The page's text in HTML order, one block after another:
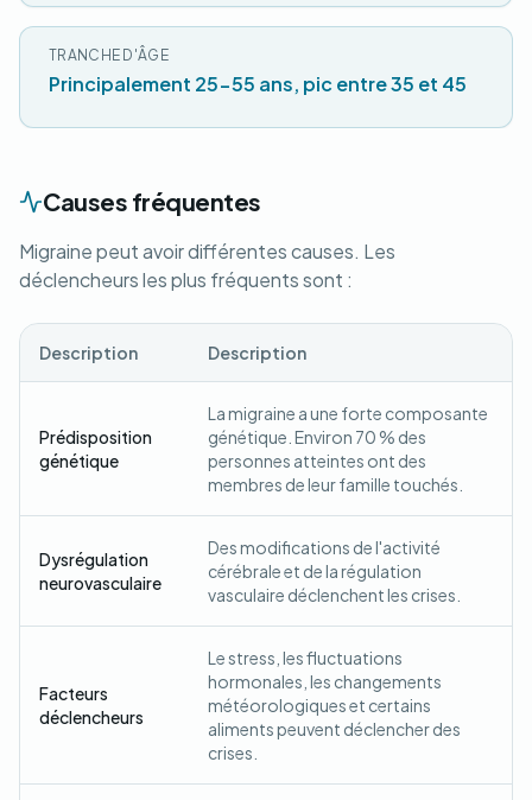
TRANCHE D'ÂGE
Principalement 25-55 ans, pic entre 35 et 45
Causes fréquentes
Migraine peut avoir différentes causes. Les
déclencheurs les plus fréquents sont :
Description Description
Prédisposition
génétique
La migraine a une forte composante
génétique. Environ 70 % des
personnes atteintes ont des
membres de leur famille touchés.
Dysrégulation
neurovasculaire
Des modifications de l'activité
cérébrale et de la régulation
vasculaire déclenchent les crises.
Facteurs
déclencheurs
Le stress, les fluctuations
hormonales, les changements
météorologiques et certains
aliments peuvent déclencher des
crises.